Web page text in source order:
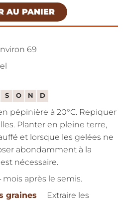
AU PANIER
69
S O N D
pépinière à 20°C. Repiquer
Planter en pleine terre,
et lorsque les gelées ne
abondamment à la
nécessaire.
mois après le semis.
graines
Extraire les